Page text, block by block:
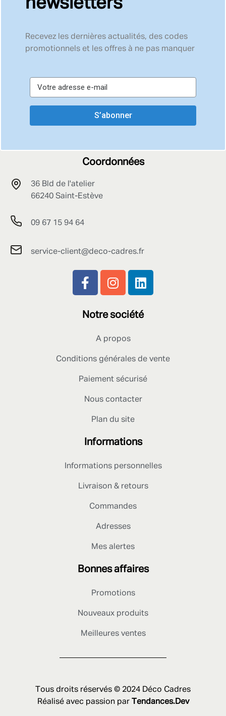
newsletters
Recevez les dernières actualités, des codes
promotionnels et les offres à ne pas manquer
S’abonner
Coordonnées
36 Bld de l'atelier
66240 Saint-Estève
09 67 15 94 64
service-client@deco-cadres.fr
Notre société
A propos
Conditions générales de vente
Paiement sécurisé
Nous contacter
Plan du site
Informations
Informations personnelles
Livraison & retours
Commandes
Adresses
Mes alertes
Bonnes affaires
Promotions
Nouveaux produits
Meilleures ventes
Tous droits réservés © 2024 Déco Cadres
Réalisé avec passion par Tendances.Dev